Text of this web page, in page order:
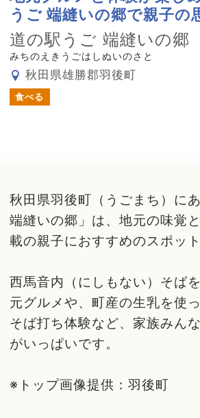
うご 端縫いの郷で親子の
道の駅うご 端縫いの郷
みちのえきうごはしぬいのさと
秋田県雄勝郡羽後町
食べる
秋田県羽後町（うごまち）に
端縫いの郷」は、地元の味覚
載の親子におすすめのスポット
西馬音内（にしもない）そば
元グルメや、町産の生乳を使
そば打ち体験など、家族みん
がいっぱいです。
※トップ画像提供：羽後町